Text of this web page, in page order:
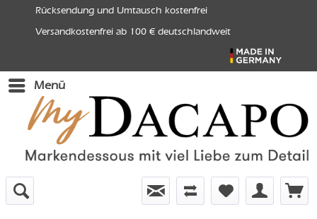
Rücksendung und Umtausch kostenfrei
Versandkostenfrei ab 100 € deutschlandweit
Menü